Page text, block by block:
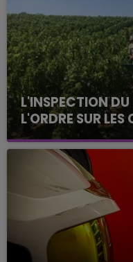
L'INSPECTION
L'ORDRE SUR
Alors que les dates
s'est avéré être
l'inspection du
les conditions de...